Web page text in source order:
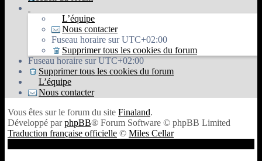
L’équipe
Nous contacter
Fuseau horaire surUTC+02:00
Supprimer tous les cookies du forum
Fuseau horaire surUTC+02:00
Supprimer tous les cookies du forum
L’équipe
Nous contacter
Vous êtes sur le forum du site Finaland.
Développé parphpBB® Forum Software © phpBB Limited
Traduction française officielle © Miles Cellar